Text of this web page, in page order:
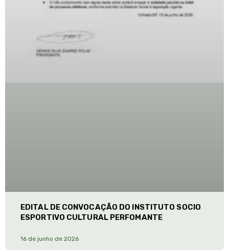
EDITAL DE CONVOCAÇÃO DO INSTITUTO SOCIO
ESPORTIVO CULTURAL PERFOMANTE
16 de junho de 2026